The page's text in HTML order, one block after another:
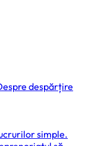
despărțire
simple.